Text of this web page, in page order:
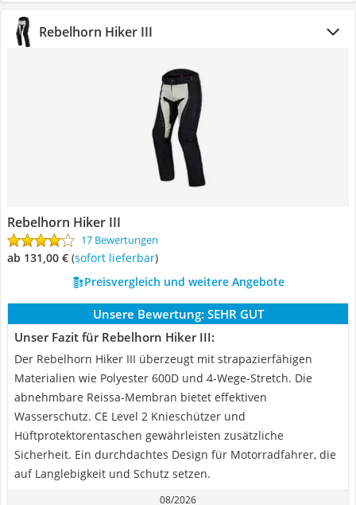
Rebelhorn Hiker III
Rebelhorn Hiker III
17 Bewertungen
ab 131,00 € ( Sofort lieferbar)
Preisvergleich und weitere Angebote
Unsere Bewertung: SEHR GUT
Unser Fazit für Rebelhorn Hiker III:
Der Rebelhorn Hiker III überzeugt mit strapazierfähigen
Materialien wie Polyester 600D und 4-Wege-Stretch. Die
abnehmbare Reissa-Membran bietet effektiven
Wasserschutz. CE Level 2 Knieschützer und
Hüftprotektorentaschen gewährleisten zusätzliche
Sicherheit. Ein durchdachtes Design für Motorradfahrer, die
auf Langlebigkeit und Schutz setzen.
08/2026